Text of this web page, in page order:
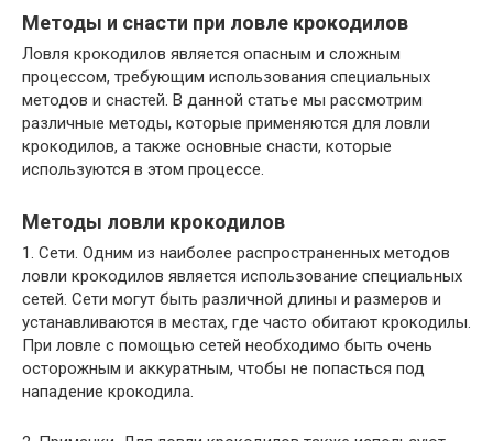
Методы и снасти при ловле крокодилов
Ловля крокодилов является опасным и сложным
процессом, требующим использования специальных
методов и снастей. В данной статье мы рассмотрим
различные методы, которые применяются для ловли
крокодилов, а также основные снасти, которые
используются в этом процессе.
Методы ловли крокодилов
1. Сети. Одним из наиболее распространенных методов
ловли крокодилов является использование специальных
сетей. Сети могут быть различной длины и размеров и
устанавливаются в местах, где часто обитают крокодилы.
При ловле с помощью сетей необходимо быть очень
осторожным и аккуратным, чтобы не попасться под
нападение крокодила.